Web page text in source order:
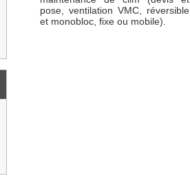
pose, ventilation VMC, réversible
et monobloc, fixe ou mobile).